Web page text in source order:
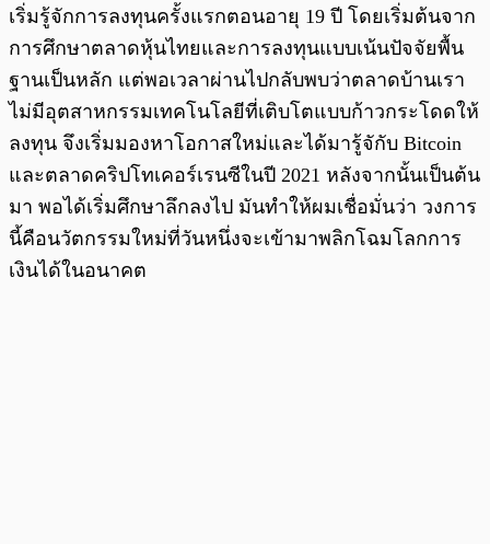
เริ่มรู้จักการลงทุนครั้งแรกตอนอายุ 19 ปี โดยเริ่มต้นจาก
การศึกษาตลาดหุ้นไทยและการลงทุนแบบเน้นปัจจัยพื้น
ฐานเป็นหลัก แต่พอเวลาผ่านไปกลับพบว่าตลาดบ้านเรา
ไม่มีอุตสาหกรรมเทคโนโลยีที่เติบโตแบบก้าวกระโดดให้
ลงทุน จึงเริ่มมองหาโอกาสใหม่และได้มารู้จักับ Bitcoin
และตลาดคริปโทเคอร์เรนซีในปี 2021 หลังจากนั้นเป็นต้น
มา พอได้เริ่มศึกษาลึกลงไป มันทำให้ผมเชื่อมั่นว่า วงการ
นี้คือนวัตกรรมใหม่ที่วันหนึ่งจะเข้ามาพลิกโฉมโลกการ
เงินได้ในอนาคต